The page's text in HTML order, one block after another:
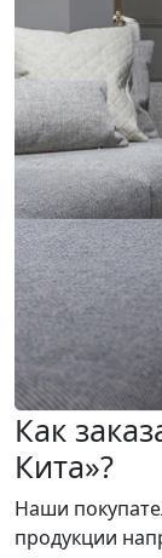
Как
Кита»?
Наши
продукции